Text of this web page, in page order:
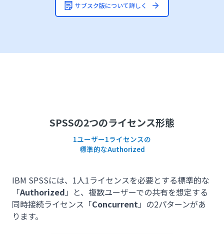
サブスク版について詳しく
SPSSの2つのライセンス形態
1ユーザー1ライセンスの
標準的なAuthorized
IBM SPSSには、1人1ライセンスを必要とする標準的な
「Authorized 」と、複数ユーザーでの共有を想定する
同時接続ライセンス「Concurrent」の2パターンがあ
ります。